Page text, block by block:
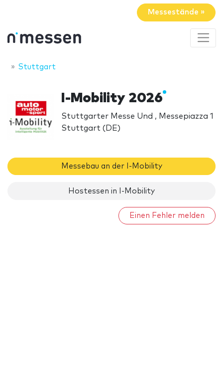
Messestände »
Stuttgart
I-Mobility 2026
Stuttgarter Messe Und , Messepiazza 1
Stuttgart (DE)
Messebau an der I-Mobility
Hostessen in I-Mobility
Einen Fehler melden